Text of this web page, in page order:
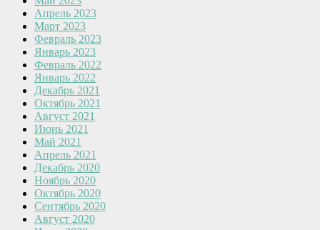
Апрель 2023
Март 2023
Февраль 2023
Январь 2023
Февраль 2022
Январь 2022
Декабрь 2021
Октябрь 2021
Август 2021
Июнь 2021
Май 2021
Апрель 2021
Декабрь 2020
Ноябрь 2020
Октябрь 2020
Сентябрь 2020
Август 2020